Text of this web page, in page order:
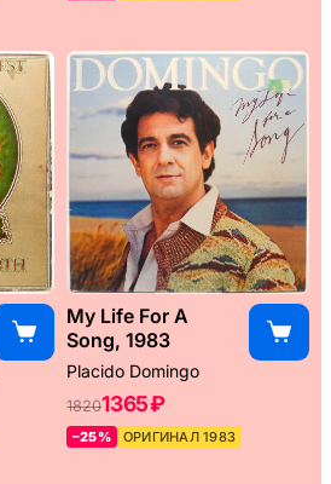
My Life For A
Song, 1983
Placido Domingo
18201365 ₽
–25% ОРИГИНАЛ 1983